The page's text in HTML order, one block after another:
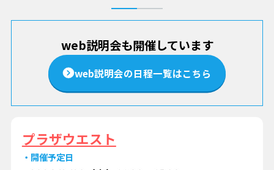
web説明会も開催しています
web説明会の日程一覧はこちら
プラザウエスト
開催予定日